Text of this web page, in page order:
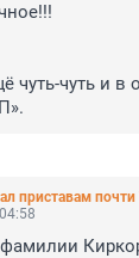
чуть-чуть и в